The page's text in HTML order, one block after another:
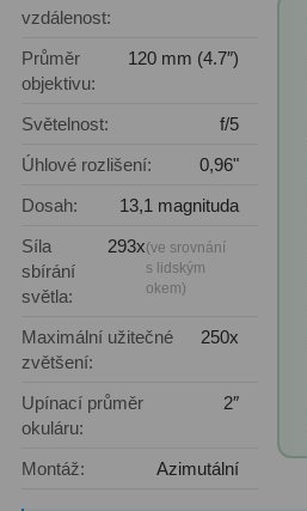
Montáže93
Paralaktické EQ
Fotografické montáže5
Stativy a pilíře3
Objímky 10
Motory a pohony
vzdálenost:
Průměr
objektivu:
120 mm (4.7″)
Světelnost:
f/5
Úhlové rozlišení:
0,96"
Dosah:
13,1 magnituda
Síla
sbírání
světla:
293x(ve srovnání
s lidským
okem)
Maximální užitečné
zvětšení:
250x
Upínací průměr
okuláru:
2″
Montáž: Azimutální